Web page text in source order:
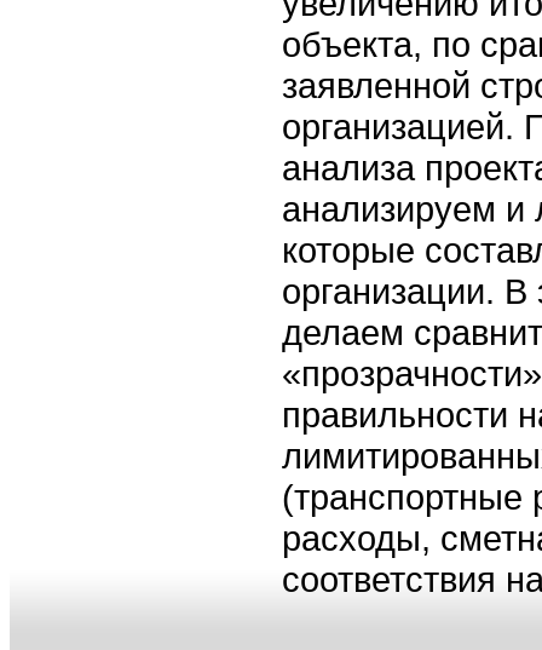
объекта, по
заявленной
анализа
анализируем
которые
организации.
делаем
правильности
(транспортные
расходы,
соответствия